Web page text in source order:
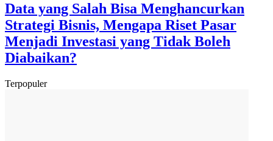
Data yang Salah Bisa Menghancurkan
Strategi Bisnis, Mengapa Riset Pasar
Menjadi Investasi yang Tidak Boleh
Diabaikan?
Terpopuler